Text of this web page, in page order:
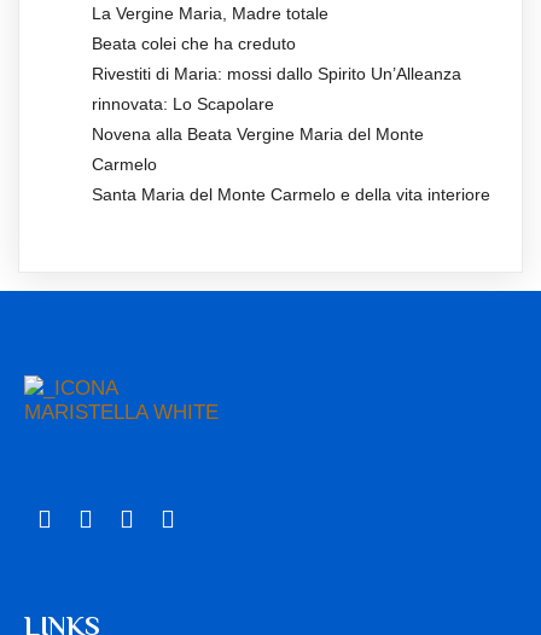
La Vergine Maria, Madre totale
Beata colei che ha creduto
Rivestiti di Maria: mossi dallo Spirito Un’Alleanza
rinnovata: Lo Scapolare
Novena alla Beata Vergine Maria del Monte
Carmelo
Santa Maria del Monte Carmelo e della vita interiore
LINKS